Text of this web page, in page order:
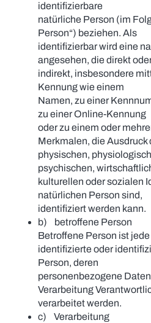
identifizierbare
natürliche Person (im
Person“) beziehen. Als
identifizierbar wird eine
angesehen, die direkt
indirekt, insbesondere
Kennung wie einem
Namen, zu einer
zu einer Online-Kennung
oder zu einem oder
Merkmalen, die Ausdruck
physischen,
psychischen,
kulturellen oder sozialen
natürlichen Person sind,
identifiziert werden kann.
b) betroffene Person
Betroffene Person ist jede
identifizierte oder
Person, deren
personenbezogene
Verarbeitung
verarbeitet werden.
c) Verarbeitung